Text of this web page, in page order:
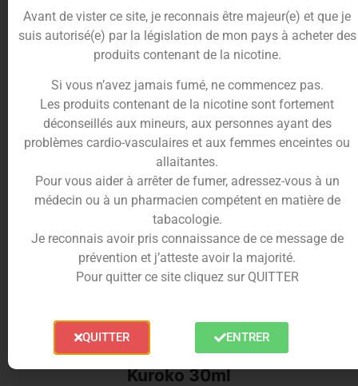
Le concentré Kurokoest un mélange inattendu de
différents arômes exotiques.
fraîcheur et de sucré, tandis que lagrenadeajoute
une touche d’acidité et de fruité.
main de bouddha, agrume originaire d’Asie,
apporte une note aromatique et légèrement épicée
qui vient compléter ce mélange de saveurs.
Le résultat de l’expérience deMaison Fuelest un
concentré d’arôme fruité et frais
fou !
arôme Kuroko 30ml est définitivement, un
croisement savamment pensé, créant ainsi, une
auparavant.
Conditionnement du concentré
Kuroko 30ml
Avant de vister ce site, je reconnais être majeur(e) et que je
suis autorisé(e) par la législation de mon pays à acheter des
produits contenant de la nicotine.
Si vous n’avez jamais fumé, ne commencez pas.
Les produits contenant de la nicotine sont fortement
déconseillés aux mineurs, aux personnes ayant des
problèmes cardio-vasculaires et aux femmes enceintes ou
allaitantes.
Pour vous aider à arrêter de fumer, adressez-vous à un
médecin ou à un pharmacien compétent en matière de
tabacologie.
Je reconnais avoir pris connaissance de ce message de
prévention et j’atteste avoir la majorité.
Pour quitter ce site cliquez sur QUITTER
QUITTER ENTRER